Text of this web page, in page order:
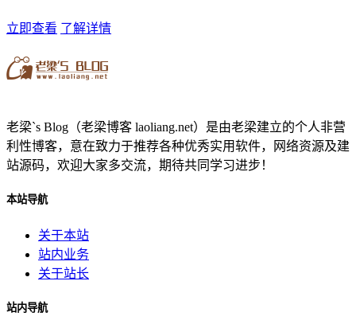
立即查看 了解详情
老梁`s Blog（老梁博客 laoliang.net）是由老梁建立的个人非营
利性博客，意在致力于推荐各种优秀实用软件，网络资源及建
站源码，欢迎大家多交流，期待共同学习进步！
本站导航
关于本站
站内业务
关于站长
站内导航